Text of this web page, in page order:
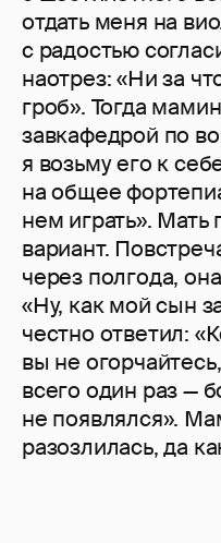
отдать меня на
с радостью
наотрез: «Ни за
гроб». Тогда
завкафедрой по
я возьму его к
на общее
нем играть».
вариант.
через полгода,
«Ну, как мой сын
честно ответил:
вы не
всего один раз —
не появлялся».
разозлилась, да